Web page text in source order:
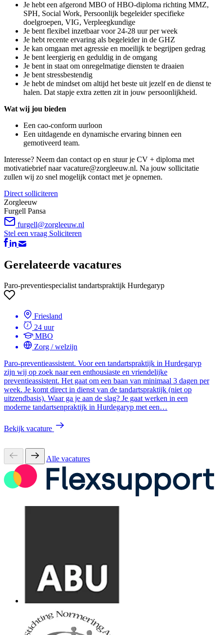
Je hebt een afgerond MBO of HBO-diploma richting MMZ,
SPH, Social Work, Persoonlijk begeleider specifieke
doelgroepen, VIG, Verpleegkundige
Je bent flexibel inzetbaar voor 24-28 uur per week
Je hebt recente ervaring als begeleider in de GHZ
Je kan omgaan met agressie en moeilijk te begrijpen gedrag
Je bent leergierig en geduldig in de omgang
Je bent in staat om onregelmatige diensten te draaien
Je bent stressbestendig
Je hebt de mindset om altijd het beste uit jezelf en de dienst te
halen. Dat stapje extra zetten zit in jouw persoonlijkheid.
Wat wij jou bieden
Een cao-conform uurloon
Een uitdagende en dynamische ervaring binnen een
gemotiveerd team.
Interesse? Neem dan contact op en stuur je CV + diploma met
motivatiebrief naar vacature@zorgleeuw.nl. Na jouw sollicitatie
zullen wij zo snel mogelijk contact met je opnemen.
Direct solliciteren
Zorgleeuw
Furgell Pansa
furgell@zorgleeuw.nl
Stel een vraag Soliciteren
Gerelateerde vacatures
Paro-preventiespecialist tandartspraktijk Hurdegaryp
Friesland
24 uur
MBO
Zorg / welzijn
Paro-preventieassistent. Voor een tandartspraktijk in Hurdegaryp
zijn wij op zoek naar een enthousiaste en vriendelijke
preventieassistent. Het gaat om een baan van minimaal 3 dagen per
week. Je komt direct in dienst van de tandartspraktijk (niet op
uitzendbasis). Waar ga je aan de slag? Je gaat werken in een
moderne tandartsenpraktijk in Hurdegaryp met een…
Bekijk vacature
Alle vacatures